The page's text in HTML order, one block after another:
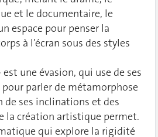
et le documentaire, le
espace pour penser la
à l’écran sous des styles
est une évasion, qui use de ses
parler de métamorphose
de ses inclinations et des
la création artistique permet.
qui explore la rigidité